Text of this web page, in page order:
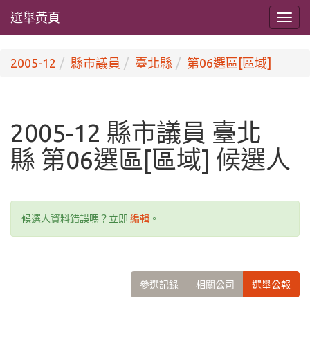
選舉黃頁
2005-12 縣市議員 臺北縣 第06選區[區域]
2005-12 縣市議員 臺北
縣 第06選區[區域] 候選人
候選人資料錯誤嗎？立即 編輯 。
參選記錄 相關公司 選舉公報